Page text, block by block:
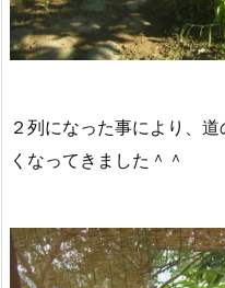
２列になった事により、
くなってきました＾＾